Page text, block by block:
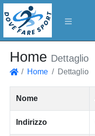
Home Dettaglio
Home Dettaglio
Nome
Indirizzo